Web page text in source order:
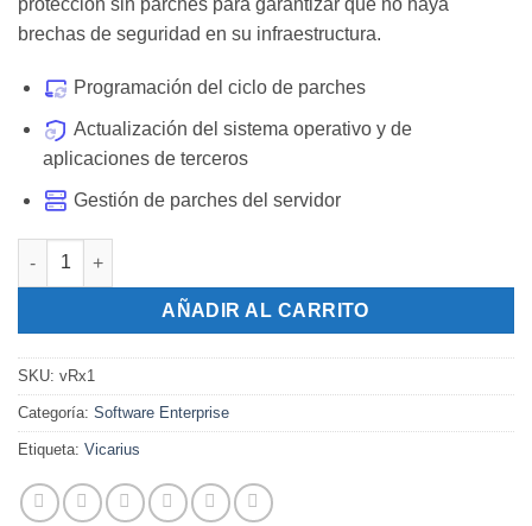
brechas de seguridad en su infraestructura.
Programación del ciclo de parches
Actualización del sistema operativo y de
aplicaciones de terceros
Gestión de parches del servidor
Vicarius Remediación avanzada de vulnerabilidades 1 a 50
AÑADIR AL CARRITO
SKU: vRx1
Categoría: Software Enterprise
Etiqueta: Vicarius